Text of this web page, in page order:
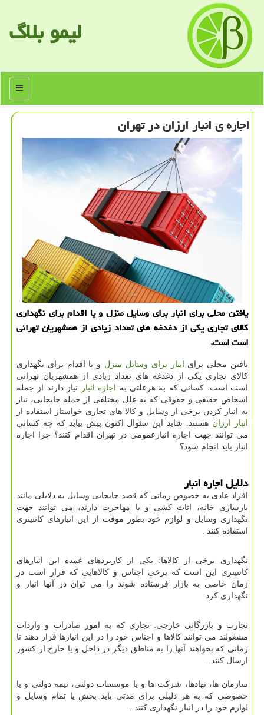
لیمو بلاگ
منو
اجاره ی انبار ارزان در تهران
یافتن محلی برای انبار برای وسایل منزل و یا اقدام برای نگهداری
كالای تجاری یكی از دغدغه های تعداد زیادی از همشهریان تهرانی
است است.
یافتن محلی برای انبار برای وسایل منزل و یا اقدام برای نگهداری
کالای تجاری یکی از دغدغه های تعداد زیادی از همشهریان تهرانی
است است. کسانی که به هرعلتی به
اجاره انبار
نیاز دارند از جمله
اشخاص حقیقی و حقوقی که به علل مختلفی از جمله جابجایی، نیاز
به انبار کردن برخی از وسایل و کالا های تجاری خواستار استفاده از
انبار ارزان هستند. شاید این سئوال اکنون پیش بیاید که چه کسانی
می توانند جهت اجاره انبارعمومی در تهران اقدام کنند؟ چرا اجاره
انبار باید انجام شود؟
دلایل اجاره انبار
افراد عادی به خصوص زمانی که قصد جابجایی وسایل به دلایلی مانند
بازسازی خانه، اثاث کشی و یا مهاجرت دارند، می توانند جهت
نگهداری وسایل و لوازم خود بطور موقت از این انبارهای کانتینری
استفاده کنند .
نگهداری برخی از کالاها: یکی از کاربردهای عمده این انبارهای
کانتینری این است که برخی اجناس و کالاهایی که قرار است در
زمان خاصی به بازار فرستاده شوند را می توان در آنها انبار و
نگهداری کرد.
تجارت و بازرگانی خارجی: تجاری که به امور صادرات و واردات
مشغولند می توانند کالاها و اجناس خود را در این انبارها قرار دهند تا
زمانی که بخواهند آنها را به مناطق دیگر در داخل و یا خارج از کشور
ارسال کنند .
سازمان ها، نهادها، شرکت ها و یا موسسات دولتی، نیمه دولتی و یا
خصوصی که به هر دلیلی برای مدتی باید بخش یا تمام وسایل و
لوازم خود را در انبار نگهداری کنند .